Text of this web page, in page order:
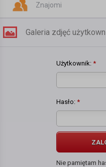
Znajomi
Galeria zdjęć
Użytkownik: *
Hasło: *
Nie pamiętam